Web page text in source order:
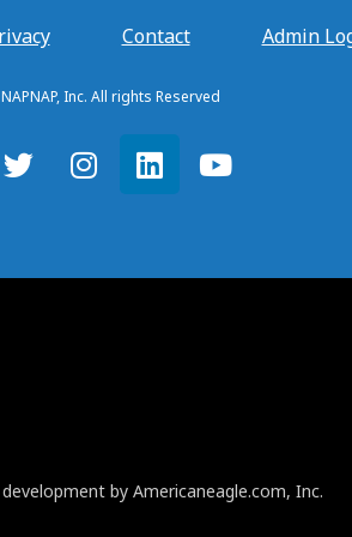
Contact Admin
Inc. All rights Reserved
by Americaneagle.com, Inc.